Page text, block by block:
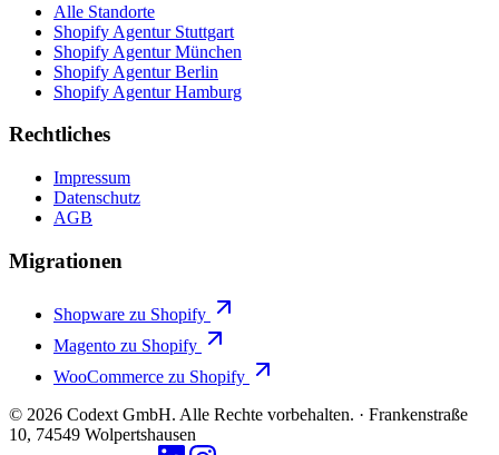
Alle Standorte
Shopify Agentur Stuttgart
Shopify Agentur München
Shopify Agentur Berlin
Shopify Agentur Hamburg
Rechtliches
Impressum
Datenschutz
AGB
Migrationen
Shopware zu Shopify
Magento zu Shopify
WooCommerce zu Shopify
© 2026 Codext GmbH. Alle Rechte vorbehalten. · Frankenstraße
10, 74549 Wolpertshausen